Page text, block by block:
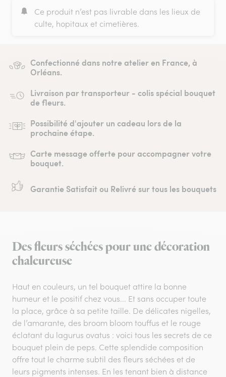
Ce produit n’est pas livrable dans les lieux de
culte, hopitaux et cimetières.
Confectionné dans notre atelier en France, à
Orléans.
Livraison par transporteur - colis spécial bouquet
de fleurs.
Possibilité d'ajouter un cadeau lors de la
prochaine étape.
Carte message offerte pour accompagner votre
bouquet.
Garantie Satisfait ou Relivré sur tous les bouquets
Des fleurs séchées pour une décoration
chaleureuse
Haut en couleurs, un tel bouquet attire la bonne
humeur et le positif chez vous... Et sans occuper toute
la place, grâce à sa petite taille. De délicates nigelles,
de l’amarante, des broom bloom touffus et le rouge
éclatant du lagurus ovatus : voici tous les secrets de ce
bouquet plein de peps. Cette splendide composition
offre tout le charme subtil des fleurs séchées et de
leurs pigments intenses. En les tenant bien à distance